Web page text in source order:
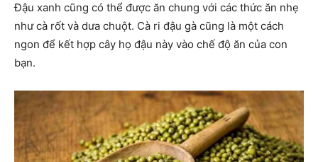
Đậu xanh cũng có thể được ăn chung với các thức ăn nhẹ
như cà rốt và dưa chuột. Cà ri đậu gà cũng là một cách
ngon để kết hợp cây họ đậu này vào chế độ ăn của con
bạn.